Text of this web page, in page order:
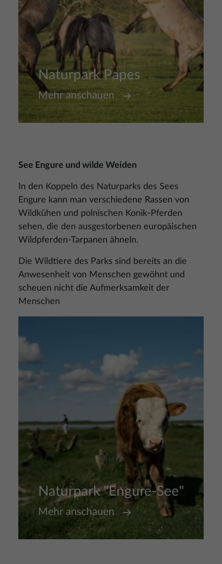
Naturpark Papes
Mehr anschauen
See Engure und wilde Weiden
In den Koppeln des Naturparks des Sees
Engure kann man verschiedene Rassen von
Wildkühen und polnischen Konik-Pferden
sehen, die den ausgestorbenen europäischen
Wildpferden-Tarpanen ähneln.
Die Wildtiere des Parks sind bereits an die
Anwesenheit von Menschen gewöhnt und
scheuen nicht die Aufmerksamkeit der
Menschen
Naturpark "Engure-See"
Mehr anschauen